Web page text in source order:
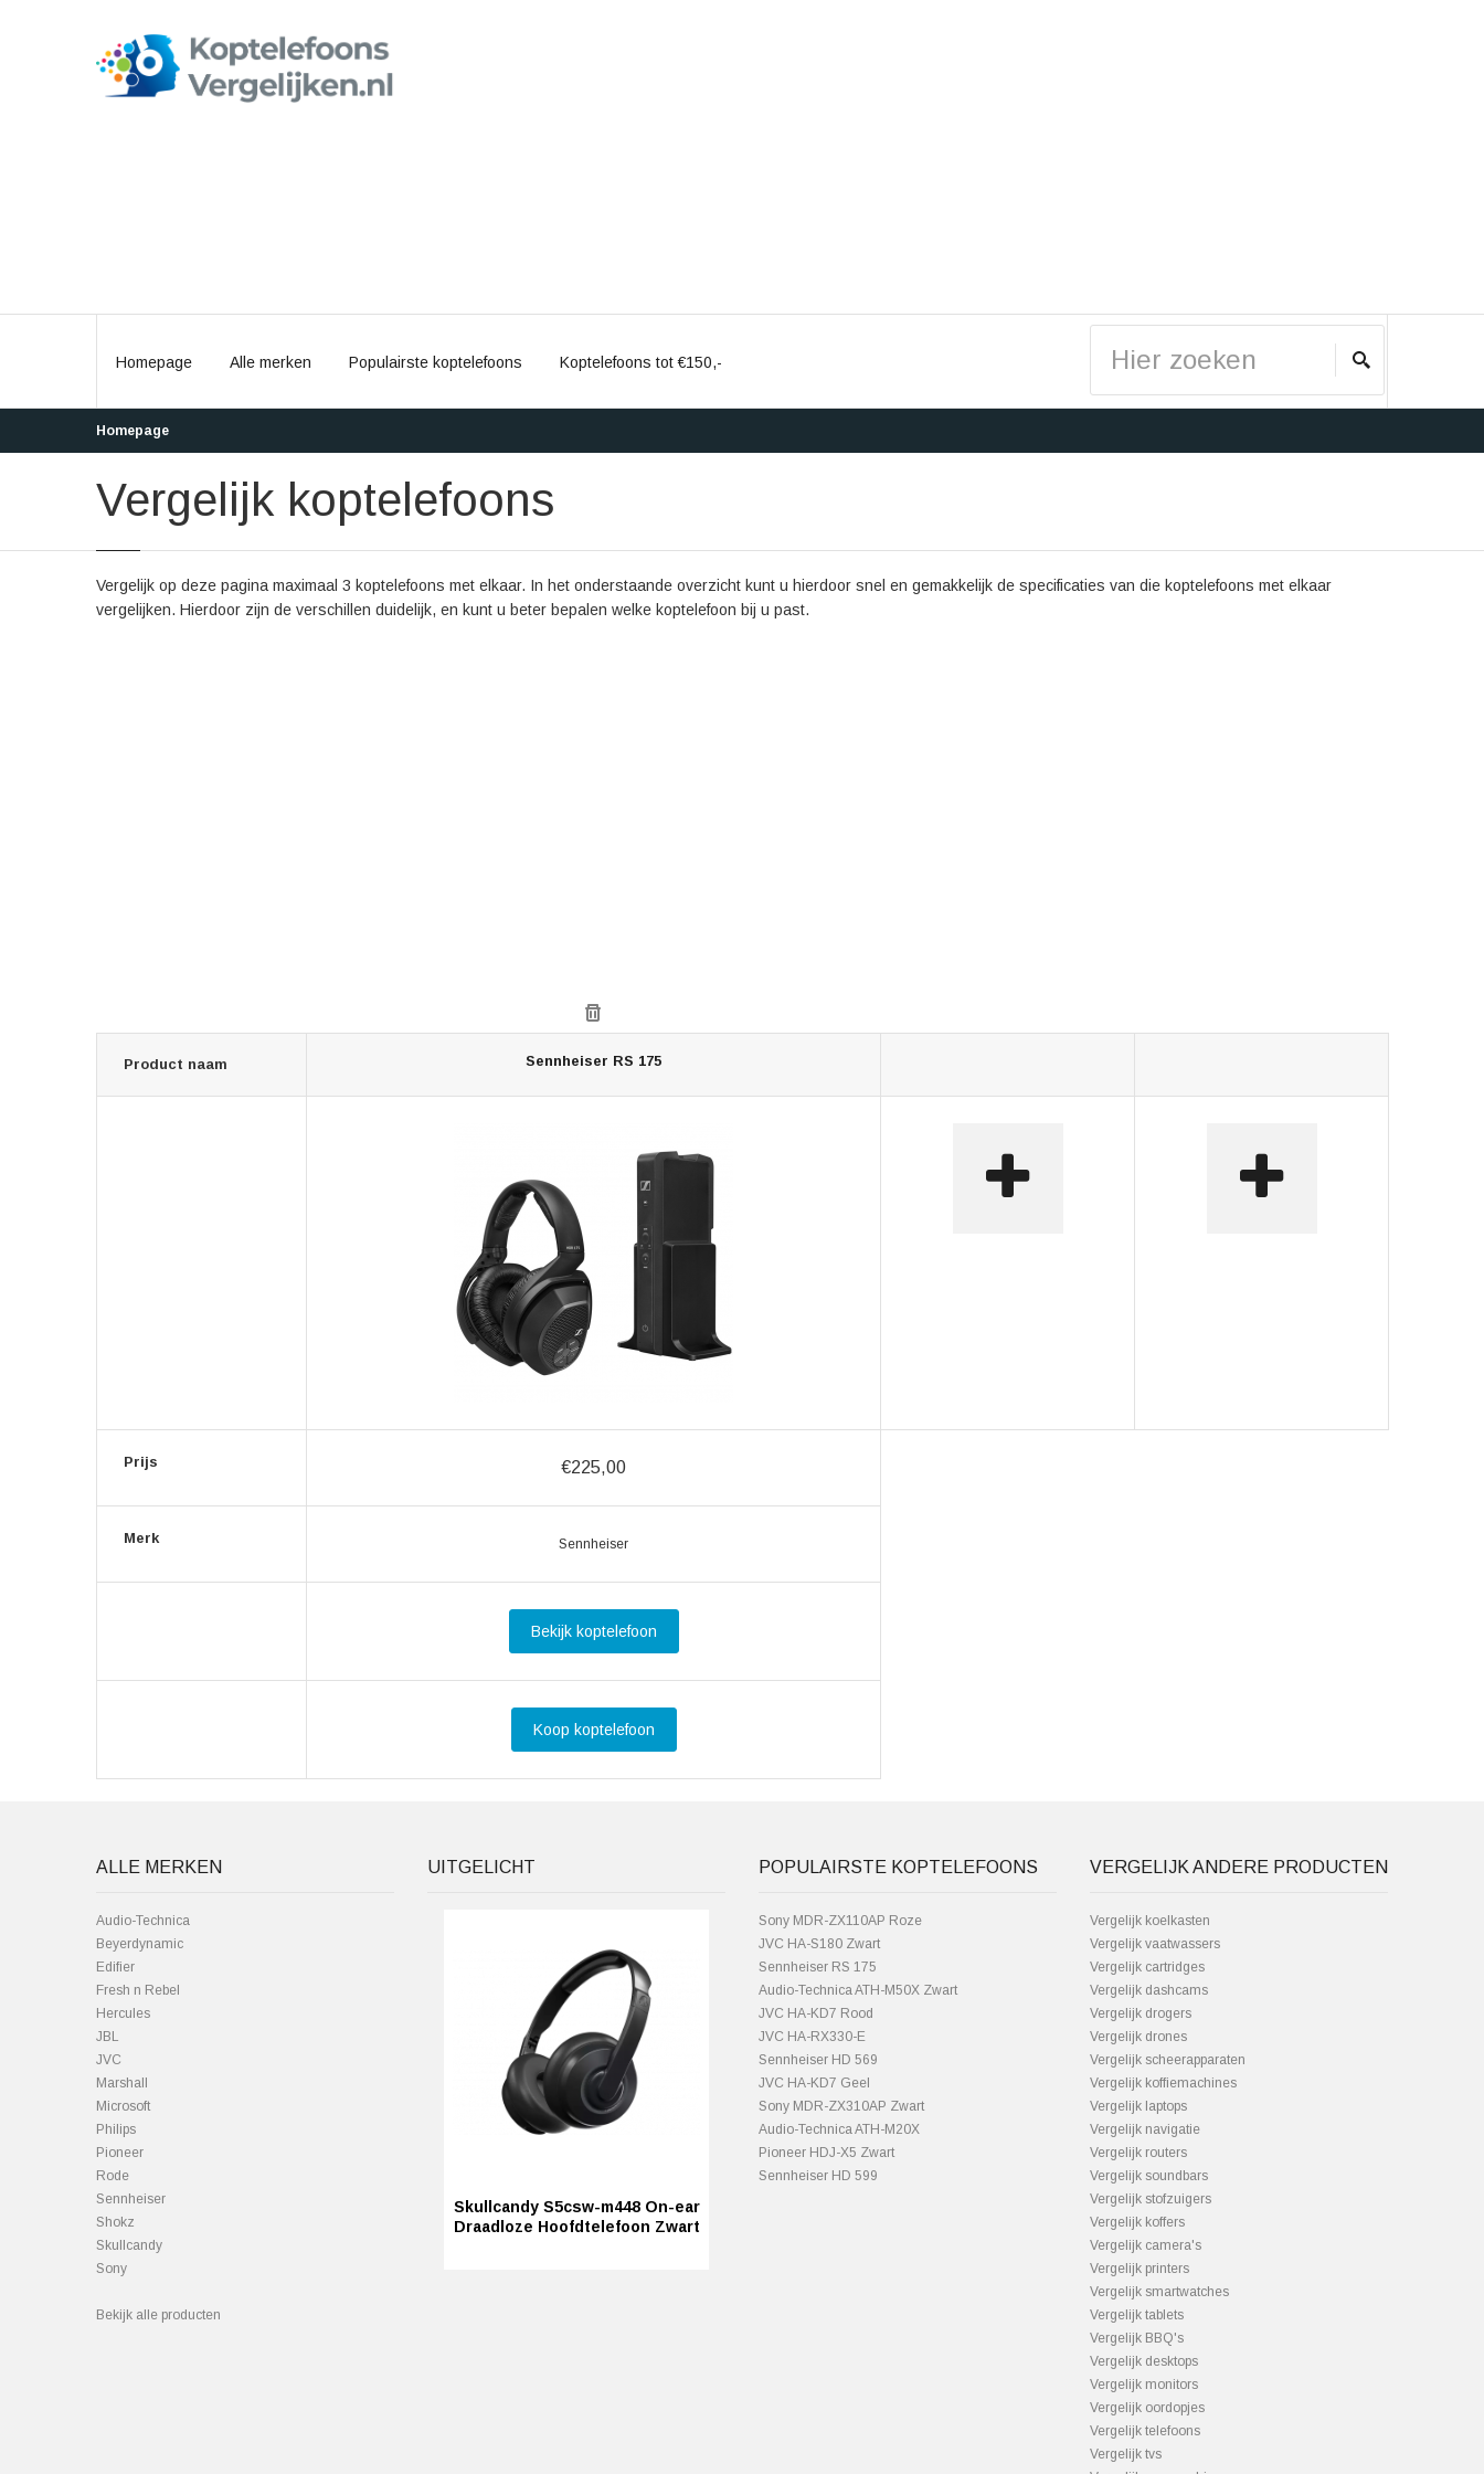
Homepage Alle merken Populairste koptelefoons Koptelefoons tot €150,-
Homepage
Vergelijk koptelefoons
Vergelijk op deze pagina maximaal 3 koptelefoons met elkaar. In het onderstaande overzicht kunt u hierdoor snel en gemakkelijk de specificaties van die koptelefoons met elkaar
vergelijken. Hierdoor zijn de verschillen duidelijk, en kunt u beter bepalen welke koptelefoon bij u past.
Product naam Sennheiser RS 175
Prijs €225,00
Merk Sennheiser
Bekijk koptelefoon
Koop koptelefoon
ALLE MERKEN
Audio-Technica
Beyerdynamic
Edifier
Fresh n Rebel
Hercules
JBL
JVC
Marshall
Microsoft
Philips
Pioneer
Rode
Sennheiser
Shokz
Skullcandy
Sony
Bekijk alle producten
UITGELICHT
Skullcandy S5csw-m448 On-ear
Draadloze Hoofdtelefoon Zwart
POPULAIRSTE KOPTELEFOONS
Sony MDR-ZX110AP Roze
JVC HA-S180 Zwart
Sennheiser RS 175
Audio-Technica ATH-M50X Zwart
JVC HA-KD7 Rood
JVC HA-RX330-E
Sennheiser HD 569
JVC HA-KD7 Geel
Sony MDR-ZX310AP Zwart
Audio-Technica ATH-M20X
Pioneer HDJ-X5 Zwart
Sennheiser HD 599
VERGELIJK ANDERE PRODUCTEN
Vergelijk koelkasten
Vergelijk vaatwassers
Vergelijk cartridges
Vergelijk dashcams
Vergelijk drogers
Vergelijk drones
Vergelijk scheerapparaten
Vergelijk koffiemachines
Vergelijk laptops
Vergelijk navigatie
Vergelijk routers
Vergelijk soundbars
Vergelijk stofzuigers
Vergelijk koffers
Vergelijk camera's
Vergelijk printers
Vergelijk smartwatches
Vergelijk tablets
Vergelijk BBQ's
Vergelijk desktops
Vergelijk monitors
Vergelijk oordopjes
Vergelijk telefoons
Vergelijk tvs